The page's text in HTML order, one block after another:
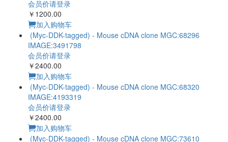
(Myc-DDK-tagged) - Mouse cDNA clone MGC:41421
IMAGE:3371732
会员价请登录
￥2400.00
加入购物车
(Myc-DDK-tagged) - Mouse cDNA clone MGC:55033
IMAGE:4949466
会员价请登录
￥1200.00
加入购物车